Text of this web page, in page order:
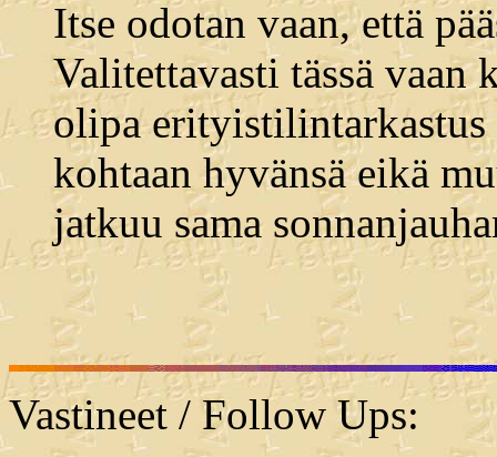
Itse odotan vaan, että
Valitettavasti tässä vaan
olipa
kohtaan hyvänsä eikä
jatkuu sama
Vastineet / Follow Ups: